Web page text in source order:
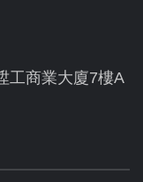
工商業大廈7樓A